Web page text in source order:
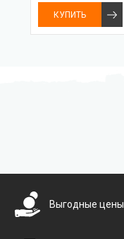
КУПИТЬ
Выгодные цены